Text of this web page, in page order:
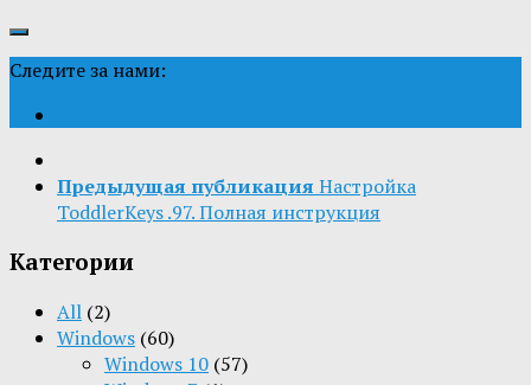
Следите за нами:
Предыдущая публикация Настройка
ToddlerKeys .97. Полная инструкция
Категории
All (2)
Windows (60)
Windows 10 (57)